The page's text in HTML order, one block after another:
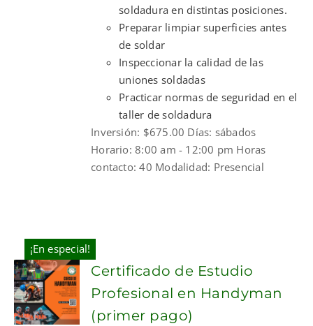
soldadura en distintas posiciones.
Preparar limpiar superficies antes
de soldar
Inspeccionar la calidad de las
uniones soldadas
Practicar normas de seguridad en el
taller de soldadura
Inversión: $675.00 Días: sábados
Horario: 8:00 am - 12:00 pm Horas
contacto: 40 Modalidad: Presencial
¡En especial!
ADD TO
Certificado de Estudio
Profesional en Handyman
(primer pago)